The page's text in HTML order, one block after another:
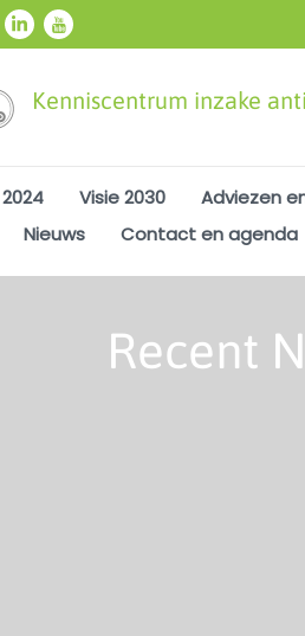
Kenniscentrum inzake
Visie 2030 Adviezen
Nieuws Contact en agenda
Recent